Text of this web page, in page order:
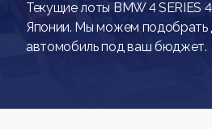
Текущие лоты BMW 4 SERIES
Японии. Мы можем подобрать
автомобиль под ваш бюджет.